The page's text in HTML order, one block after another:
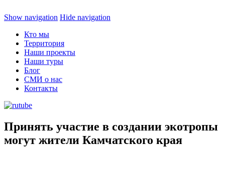
Show navigation Hide navigation
Кто мы
Территория
Наши проекты
Наши туры
Блог
СМИ о нас
Контакты
Принять участие в создании экотропы
могут жители Камчатского края